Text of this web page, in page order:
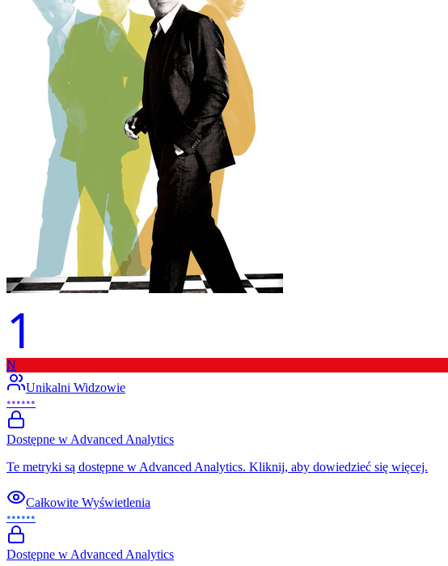
1
N
Unikalni Widzowie
••••••
Dostępne w Advanced Analytics
Te metryki są dostępne w Advanced Analytics. Kliknij, aby dowiedzieć się więcej.
Całkowite Wyświetlenia
••••••
Dostępne w Advanced Analytics